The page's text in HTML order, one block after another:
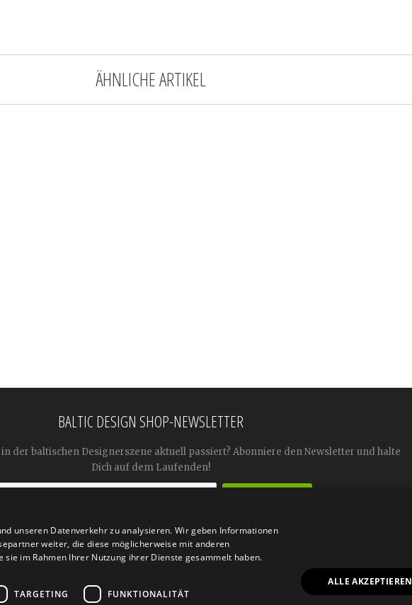
ÄHNLICHE ARTIKEL
BALTIC DESIGN SHOP-NEWSLETTER
der baltischen Designerszene aktuell passiert? Abonniere den Newsletter und halte
Dich auf dem Laufenden!

unseren Datenverkehr zu analysieren. Wir geben Informationen
weiter, die diese möglicherweise mit anderen
im Rahmen Ihrer Nutzung ihrer Dienste gesammelt haben.
TARGETING FUNKTIONALITÄT
ALLE AKZEPTIEREN